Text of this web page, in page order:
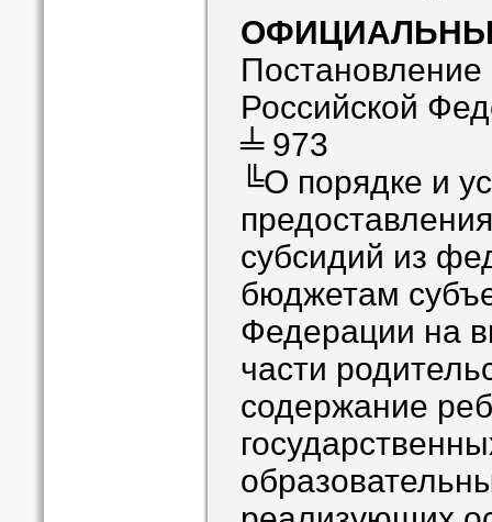
Российской
╧ 973
╚О порядке и
субсидий из
бюджетам
Федерации на
части
содержание